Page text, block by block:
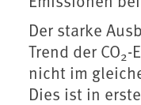
Der starke
Trend der CO2-
nicht im
Dies ist in